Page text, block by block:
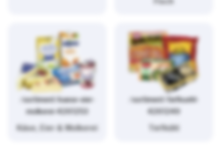
/sortiment/kaese-eier-
molkerei-4261253
Käse, Eier & Molkerei
/sortiment/tiefkuehl-
4261249
Tiefkühl